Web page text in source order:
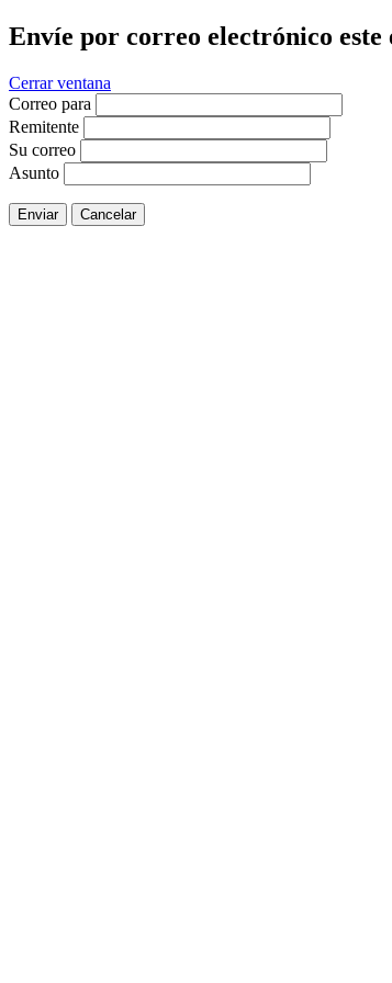
Envíe por correo electrónico este
Cerrar ventana
Correo para
Remitente
Su correo
Asunto
Enviar Cancelar